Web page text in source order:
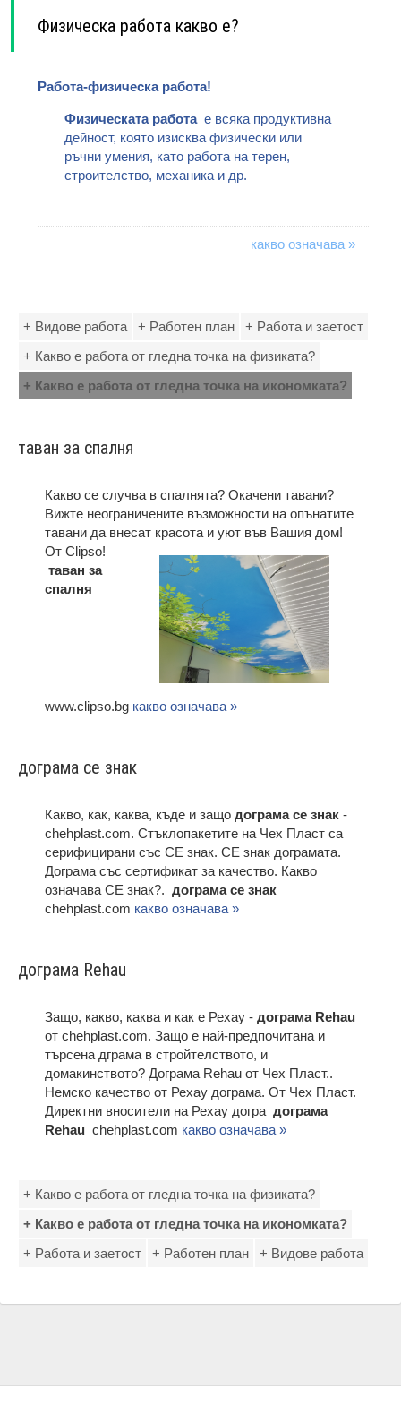
Физическа работа какво е?
Работа-физическа работа!
Физическата работае всяка продуктивна
дейност, която изисква физически или
ръчни умения, като работа на терен,
строителство, механика и др.
какво означава »
+ Видове работа + Работен план
+ Работа и заетост
+ Какво е работа от гледна точка на физиката?
+ Какво е работа от гледна точка на икономката?
таван за спалня
Какво се случва в спалнята? Окачени тавани?
Вижте неограничените възможности на опънатите
тавани да внесат красота и уют във Вашия дом!
От Clipso!
таван за
спалня
www.clipso.bg какво означава »
дограма ce знак
Какво, как, каква, къде и защо дограма ce знак -
chehplast.com. Стъклопакетите на Чех Пласт са
серифицирани със CE знак. СЕ знак дограмата.
Дограма със сертификат за качество. Какво
означава СЕ знак?. дограма ce знак
chehplast.com какво означава »
дограма Rehau
Защо, какво, каква и как е Рехау - дограма Rehau
от chehplast.com. Защо е най-предпочитана и
търсена дграма в стройтелството, и
домакинството? Дограма Rehau от Чех Пласт..
Немско качество от Рехау дограма. От Чех Пласт.
Директни вносители на Рехау догра дограма
Rehau chehplast.com какво означава »
+ Какво е работа от гледна точка на физиката?
+ Какво е работа от гледна точка на икономката?
+ Работа и заетост
+ Работен план + Видове работа